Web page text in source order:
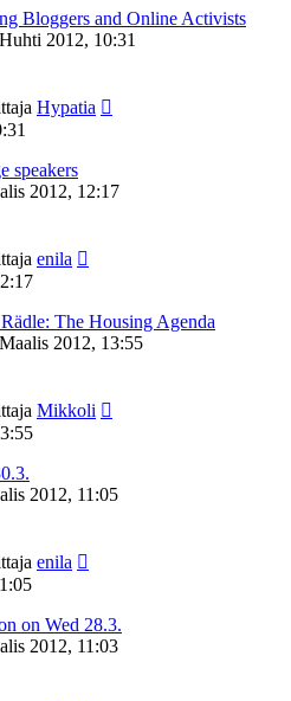
Bloggers and Online Activists
2012, 10:31
Hypatia
speakers
2012, 12:17
enila
The Housing Agenda
2012, 13:55
Mikkoli
2012, 11:05
enila
on Wed 28.3.
2012, 11:03